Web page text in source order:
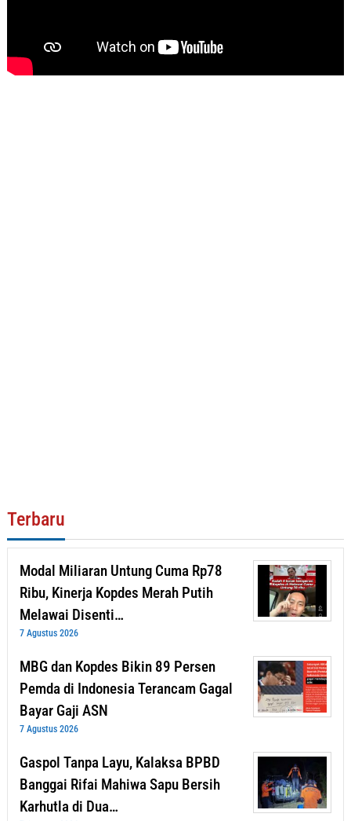
Terbaru
Modal Miliaran Untung Cuma Rp78
Ribu, Kinerja Kopdes Merah Putih
Melawai Disenti…
7 Agustus 2026
MBG dan Kopdes Bikin 89 Persen
Pemda di Indonesia Terancam Gagal
Bayar Gaji ASN
7 Agustus 2026
Gaspol Tanpa Layu, Kalaksa BPBD
Banggai Rifai Mahiwa Sapu Bersih
Karhutla di Dua…